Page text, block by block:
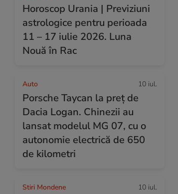
Horoscop Urania | Previziuni
astrologice pentru perioada
11 – 17 iulie 2026. Luna
Nouă în Rac
Auto 10 iul.
Porsche Taycan la preț de
Dacia Logan. Chinezii au
lansat modelul MG 07, cu o
autonomie electrică de 650
de kilometri
Stiri Mondene 10 iul.